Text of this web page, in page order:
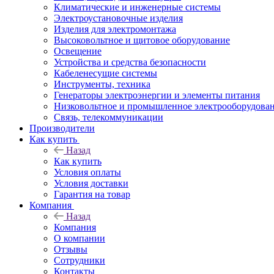
Климатические и инженерные системы
Электроустановочные изделия
Изделия для электромонтажа
Высоковольтное и щитовое оборудование
Освещение
Устройства и средства безопасности
Кабеленесущие системы
Инструменты, техника
Генераторы электроэнергии и элементы питания
Низковольтное и промышленное
Связь, телекоммуникации
Производители
Как купить
Назад
Как купить
Условия оплаты
Условия доставки
Гарантия на товар
Компания
Назад
Компания
О компании
Отзывы
Сотрудники
Контакты